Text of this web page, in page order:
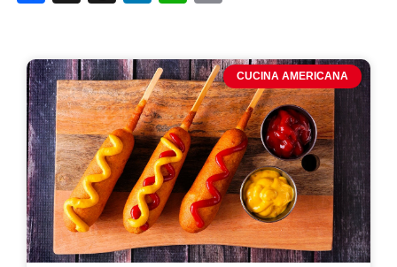
CUCINA AMERICANA